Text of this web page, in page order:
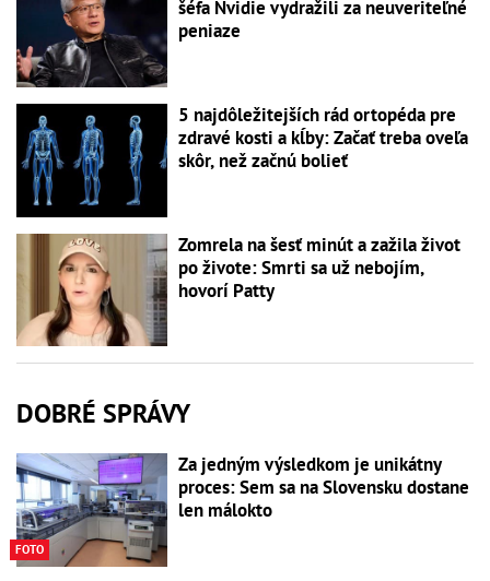
šéfa Nvidie vydražili za neuveriteľné
peniaze
5 najdôležitejších rád ortopéda pre
zdravé kosti a kĺby: Začať treba oveľa
skôr, než začnú bolieť
Zomrela na šesť minút a zažila život
po živote: Smrti sa už nebojím,
hovorí Patty
DOBRÉ SPRÁVY
FOTO
Za jedným výsledkom je unikátny
proces: Sem sa na Slovensku dostane
len málokto